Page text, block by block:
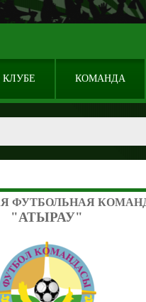
КЛУБЕ КОМАНДА
ФУТБОЛЬНАЯ
"АТЫРАУ"